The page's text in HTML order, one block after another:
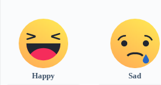
Happy Sad